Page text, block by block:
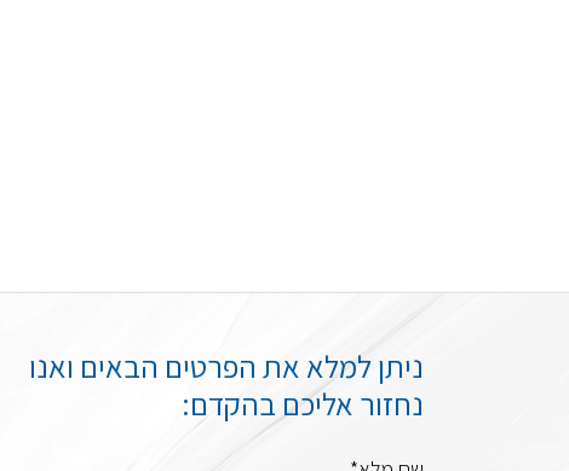
ניתן למלא את הפרטים הבאים ואנו
נחזור אליכם בהקדם: